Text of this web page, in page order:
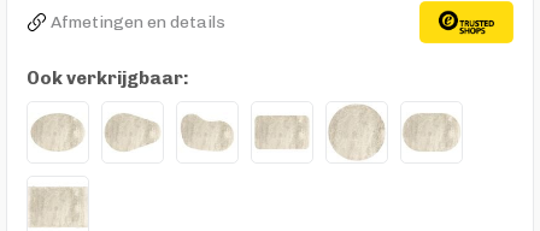
Afmetingen en details
Ook verkrijgbaar: